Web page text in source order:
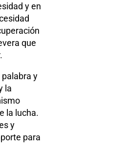
y en
que
y
la
la lucha.
y
para